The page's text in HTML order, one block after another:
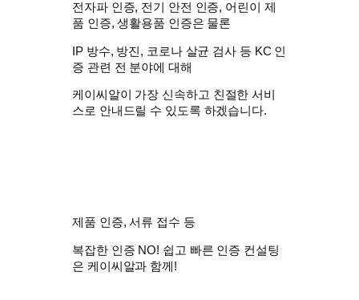
전자파 인증, 전기 안전 인증, 어린이 제
품 인증, 생활용품 인증은 물론
IP 방수, 방진, 코로나 살균 검사 등 KC 인
증 관련 전 분야에 대해
케이씨알이 가장 신속하고 친절한 서비
스로 안내드릴 수 있도록 하겠습니다.
제품 인증, 서류 접수 등
복잡한 인증 NO! 쉽고 빠른 인증 컨설팅
은 케이씨알과 함께!